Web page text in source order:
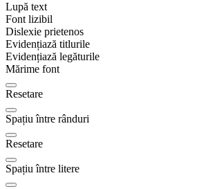
Lupă text
Font lizibil
Dislexie prietenos
Evidențiază titlurile
Evidențiază legăturile
Mărime font
Resetare
Spațiu între rânduri
Resetare
Spațiu între litere